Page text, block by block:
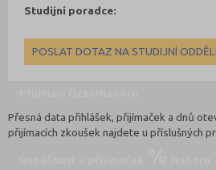
Studijní poradce:
POSLAT DOTAZ NA STUDIJNÍ
Přesná data přihlášek, přijímaček a dnů
přijímacích zkoušek najdete u příslušných